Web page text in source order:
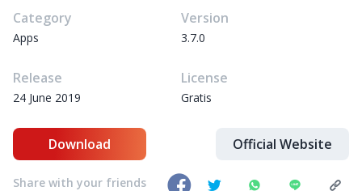
Category
Apps
Version
3.7.0
Release
24 June 2019
License
Gratis
Download Official Website
Share with your friends